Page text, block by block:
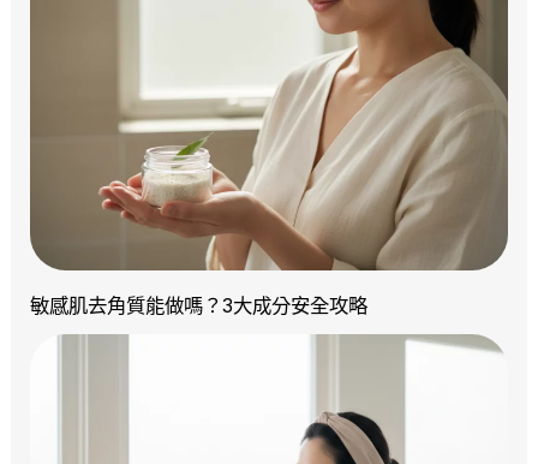
敏感肌去角質能做嗎？3大成分安全攻略